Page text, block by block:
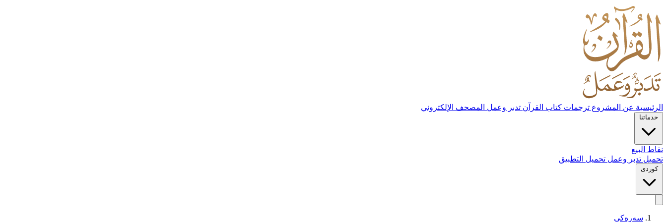
الرئيسية عن المشروع ترجمات كتاب القرآن تدبر وعمل المصحف الإلكتروني
خدماتنا
نقاط البيع
تحميل تدبر وعمل تحميل التطبيق
کوردی
سەرەکی